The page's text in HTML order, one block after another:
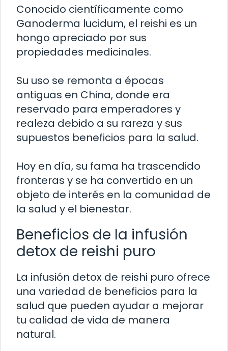
Conocido científicamente como
Ganoderma lucidum, el reishi es un
hongo apreciado por sus
propiedades medicinales.
Su uso se remonta a épocas
antiguas en China, donde era
reservado para emperadores y
realeza debido a su rareza y sus
supuestos beneficios para la salud.
Hoy en día, su fama ha trascendido
fronteras y se ha convertido en un
objeto de interés en la comunidad de
la salud y el bienestar.
Beneficios de la infusión
detox de reishi puro
La infusión detox de reishi puro ofrece
una variedad de beneficios para la
salud que pueden ayudar a mejorar
tu calidad de vida de manera
natural.